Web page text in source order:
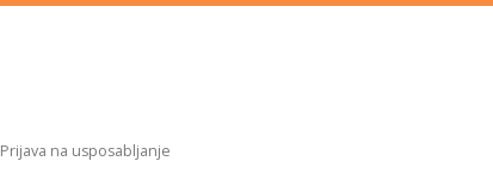
Prijava na usposabljanje